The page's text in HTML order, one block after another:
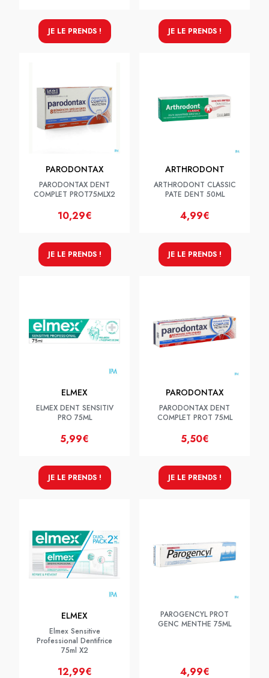
JE LE PRENDS ! JE LE PRENDS !
PARODONTAX
PARODONTAX DENT
COMPLET PROT75MLX2
10,29€
JE LE PRENDS !
ARTHRODONT
ARTHRODONT CLASSIC
PATE DENT 50ML
4,99€
JE LE PRENDS !
ELMEX
ELMEX DENT SENSITIV
PRO 75ML
5,99€
JE LE PRENDS !
PARODONTAX
PARODONTAX DENT
COMPLET PROT 75ML
5,50€
JE LE PRENDS !
ELMEX
Elmex Sensitive
Professional Dentifrice
75ml X2
12,99€
PAROGENCYL PROT
GENC MENTHE 75ML
4,99€